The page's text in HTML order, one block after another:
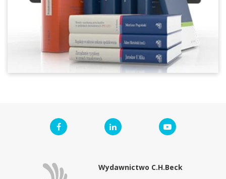
Wydawnictwo C.H.Beck